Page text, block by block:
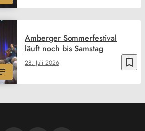
bookmark_border
28. Juli 2026
Amberger Sommerfestival
läuft noch bis Samstag